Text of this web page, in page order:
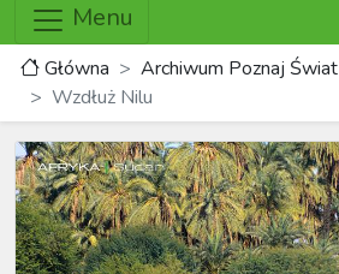
Menu
Główna Archiwum Poznaj Świat
Wzdłuż Nilu